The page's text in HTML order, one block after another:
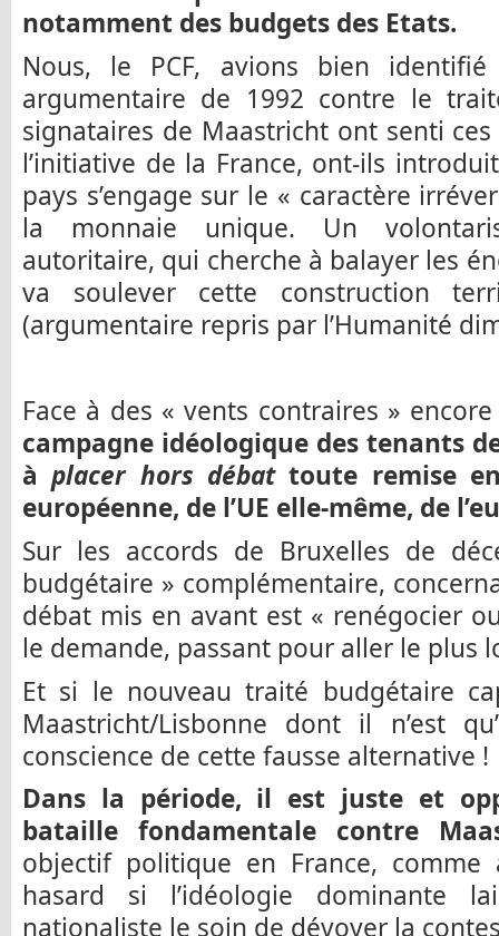
notamment des budgets des Etats.
Nous, le PCF, avions bien
argumentaire de 1992 contre le
signataires de Maastricht ont senti
l’initiative de la France, ont-ils
pays s’engage sur le « caractère
la monnaie unique. Un
autoritaire, qui cherche à balayer les
va soulever cette construction
(argumentaire repris par l’Humanité
Face à des « vents contraires »
campagne idéologique des tenants
àplacer hors débattoute remise
européenne, de l’UE elle-même, de
Sur les accords de Bruxelles de
budgétaire » complémentaire,
débat mis en avant est « renégocier
le demande, passant pour aller le plus
Et si le nouveau traité budgétaire
Maastricht/Lisbonne dont il n’est
conscience de cette fausse alternative !
Dans la période, il est juste et
bataille fondamentale contre
objectif politique en France, comme
hasard si l’idéologie dominante
nationaliste le soin de dévoyer la